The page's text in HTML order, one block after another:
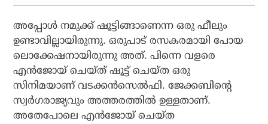
അപ്പോള്‍ നമുക്ക് ഷൂട്ടിങ്ങാണെന്ന ഒരു ഫീലും
ഉണ്ടാവില്ലായിരുന്നു. ഒരുപാട് രസകരമായി പോയ
ലൊക്കേഷനായിരുന്നു അത്. പിന്നെ വളരെ
എന്‍ജോയ് ചെയ്ത് ഷൂട്ട് ചെയ്ത ഒരു
സിനിമയാണ് വടക്കന്‍സെല്‍ഫി. ജേക്കബിന്റെ
സ്വര്‍ഗരാജ്യവും അത്തരത്തില്‍ ഉള്ളതാണ്.
അതേപോലെ എന്‍ജോയ് ചെയ്ത